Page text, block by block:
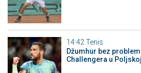
14:42 Tenis
Džumhur bez
Challengera u Poljskoj